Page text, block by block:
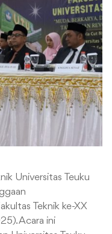
Universitas Teuku
Teknik ke-XX
Acara ini